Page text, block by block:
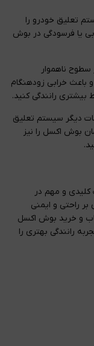
تعلیق خودرو را
یا فرسودگی در بوش
سطوح ناهموار
باعث خرابی زودهنگام
رانندگی کنید.
دیگر سیستم تعلیق
بوش اکسل را نیز
قطعات کلیدی و مهم در
راحتی و ایمنی
و خرید بوش اکسل
رانندگی بهتری را